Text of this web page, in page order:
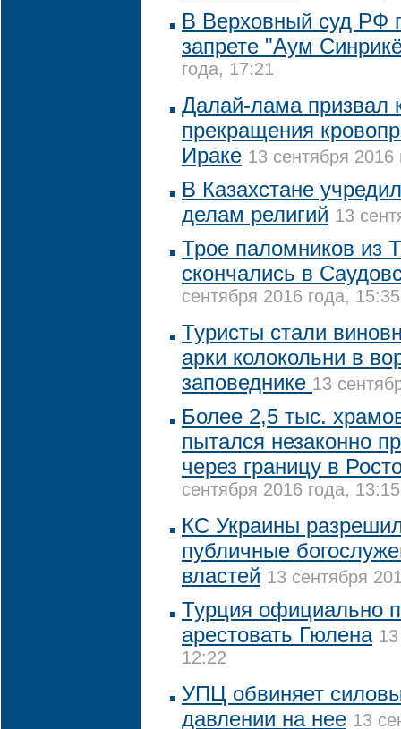
В Верховный суд РФ
запрете "Аум
года, 17:21
Далай-лама призвал
прекращения
Ираке 13 сентября 2016
В Казахстане
делам религий 13
Трое паломников из
скончались в
сентября 2016 года, 15:35
Туристы стали
арки колокольни в
заповеднике 13
Более 2,5 тыс.
пытался незаконно
через границу в
сентября 2016 года, 13:15
КС Украины
публичные
властей 13 сентября
Турция официально
арестовать Гюлена
12:22
УПЦ обвиняет
давлении на нее 13